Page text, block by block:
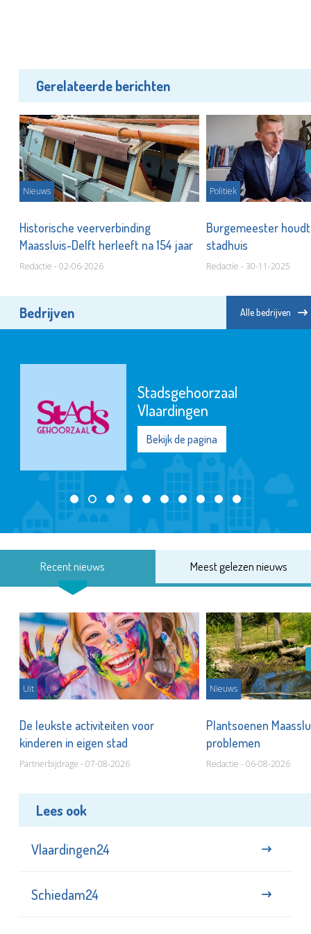
Gerelateerde berichten
Nieuws
Historische veerverbinding
Maassluis-Delft herleeft na 154 jaar
Redactie - 02-06-2026
Politiek
Burgemeester
stadhuis
Redactie - 30-11-2025
Bedrijven Alle bedrijven
Stadsgehoorzaal
Vlaardingen
Bekijk de pagina
Recent nieuws Meest gelezen nieuws
Uit
De leukste activiteiten voor
kinderen in eigen stad
Partnerbijdrage - 07-08-2026
Nieuws
Plantsoenen
problemen
Redactie - 06-08-2026
Lees ook
Vlaardingen24
Schiedam24